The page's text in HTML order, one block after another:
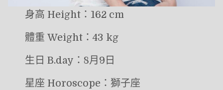
身高 Height：162 cm
體重 Weight：43 kg
生日 B.day：8月9日
星座 Horoscope：獅子座